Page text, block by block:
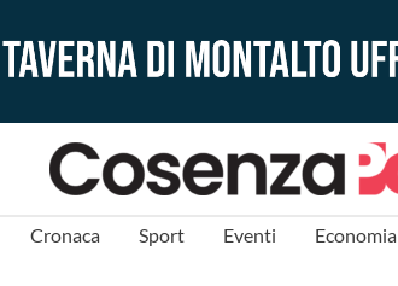
Cronaca Sport Eventi Economia